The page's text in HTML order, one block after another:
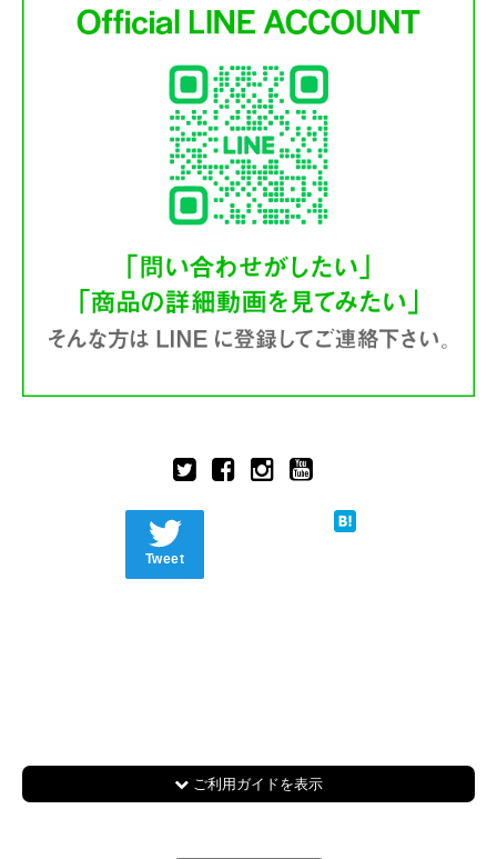
Tweet
ご利用ガイドを表示